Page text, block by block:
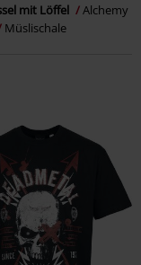
mit Löffel
Alchemy
Müslischale